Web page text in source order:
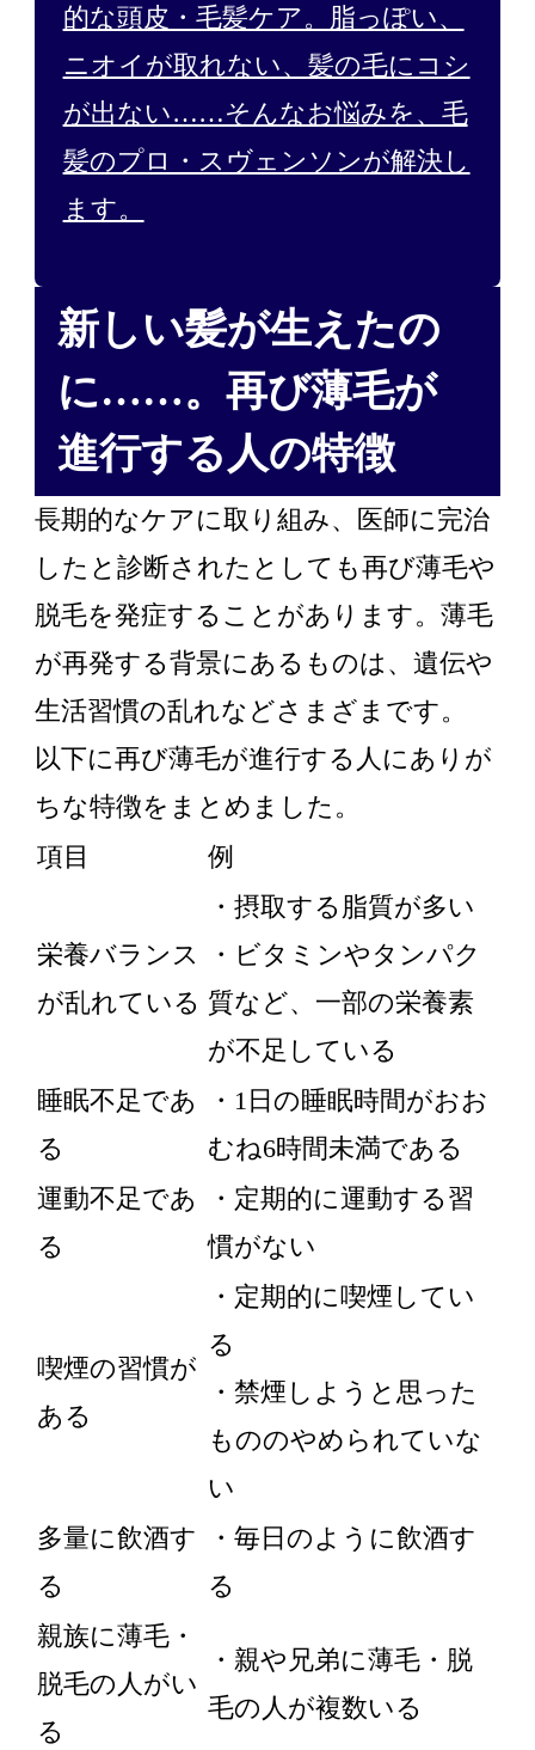
的な頭皮・毛髪ケア。脂っぽい、
ニオイが取れない、髪の毛にコシ
が出ない……そんなお悩みを、毛
髪のプロ・スヴェンソンが解決し
ます。
新しい髪が生えたの
に……。再び薄毛が
進行する人の特徴
長期的なケアに取り組み、医師に完治
したと診断されたとしても再び薄毛や
脱毛を発症することがあります。薄毛
が再発する背景にあるものは、遺伝や
生活習慣の乱れなどさまざまです。
以下に再び薄毛が進行する人にありが
ちな特徴をまとめました。
項目
例
栄養バランス
が乱れている
・摂取する脂質が多い
・ビタミンやタンパク
質など、一部の栄養素
が不足している
睡眠不足であ
る
・1日の睡眠時間がおお
むね6時間未満である
運動不足であ
る
・定期的に運動する習
慣がない
喫煙の習慣が
ある
・定期的に喫煙してい
る
・禁煙しようと思った
もののやめられていな
い
多量に飲酒す
る
・毎日のように飲酒す
る
親族に薄毛・
脱毛の人がい
る
・親や兄弟に薄毛・脱
毛の人が複数いる